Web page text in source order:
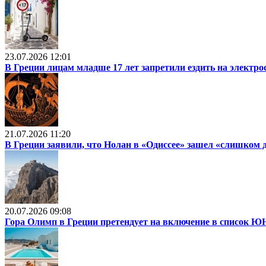
23.07.2026 12:01
В Греции лицам младше 17 лет запретили ездить на
21.07.2026 11:20
В Греции заявили, что Нолан в «Одиссее» зашел «слишком
20.07.2026 09:08
Гора Олимп в Греции претендует на включение в список